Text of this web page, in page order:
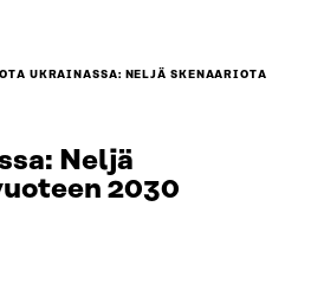
UKRAINASSA: NELJÄ SKENAARIOTA
Neljä
2030